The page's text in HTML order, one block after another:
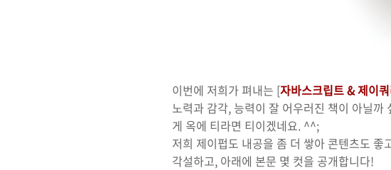
이번에 저희가 펴내는 [자바스크립트 & 제이
노력과 감각, 능력이 잘 어우러진 책이 아닐
게 옥에 티라면 티이겠네요. ^^;
저희 제이펍도 내공을 좀 더 쌓아 콘텐츠도
각설하고, 아래에 본문 몇 컷을 공개합니다!